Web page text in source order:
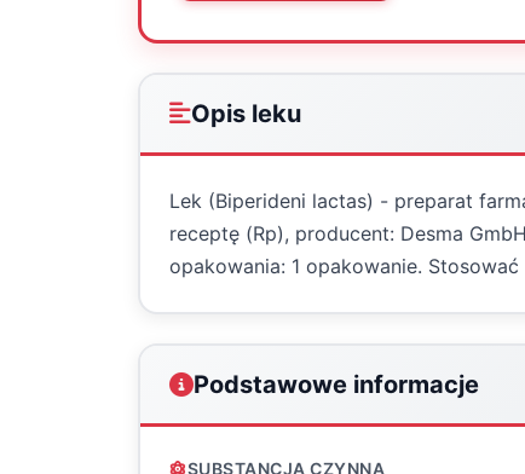
Opis leku
Lek (Biperideni lactas) - preparat
receptę (Rp), producent: Desma
opakowania: 1 opakowanie.
Podstawowe informacje
SUBSTANCJA CZYNNA